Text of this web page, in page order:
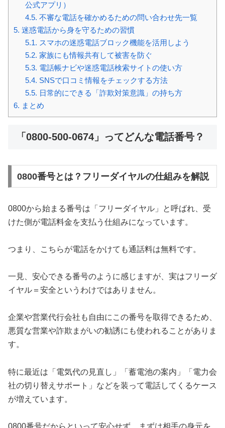
公式アプリ）
4.5. 不審な電話を確かめるための問い合わせ先一覧
5. 迷惑電話から身を守るための習慣
5.1. スマホの迷惑電話ブロック機能を活用しよう
5.2. 家族にも情報共有して被害を防ぐ
5.3. 電話帳ナビや迷惑電話検索サイトの使い方
5.4. SNSで口コミ情報をチェックする方法
5.5. 日常的にできる「詐欺対策意識」の持ち方
6. まとめ
「0800-500-0674」ってどんな電話番号？
0800番号とは？フリーダイヤルの仕組みを解説
0800から始まる番号は「フリーダイヤル」と呼ばれ、受
けた側が電話料金を支払う仕組みになっています。
つまり、こちらが電話をかけても通話料は無料です。
一見、安心できる番号のように感じますが、実はフリーダ
イヤル＝安全というわけではありません。
企業や営業代行会社も自由にこの番号を取得できるため、
悪質な営業や詐欺まがいの勧誘にも使われることがありま
す。
特に最近は「電気代の見直し」「蓄電池の案内」「電力会
社の切り替えサポート」などを装って電話してくるケース
が増えています。
0800番号だからといって安心せず、まずは相手の身元を